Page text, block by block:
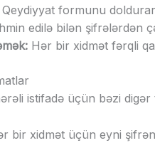
Qeydiyyat formunu
edilə bilən şifrələrdən
Hər bir xidmət fərqli
istifadə üçün bəzi digər
bir xidmət üçün eyni